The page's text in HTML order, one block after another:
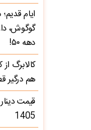
ایام
گوگوش،
دهه ۵۰!
کالابرگ
هم درگیر
1405